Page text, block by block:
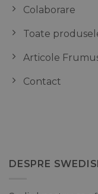
Colaborare
Toate
Articole
Contact
DESPRE